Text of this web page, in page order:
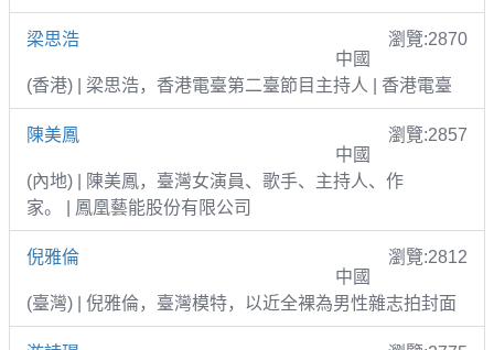
梁思浩
瀏覽:2870
中國
(香港) | 梁思浩，香港電臺第二臺節目主持人 | 香港電臺
陳美鳳
瀏覽:2857
中國
(內地) | 陳美鳳，臺灣女演員、歌手、主持人、作
家。 | 鳳凰藝能股份有限公司
倪雅倫
瀏覽:2812
中國
(臺灣) | 倪雅倫，臺灣模特，以近全裸為男性雜志拍封面